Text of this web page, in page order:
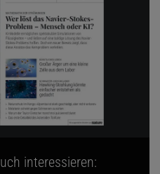
interessieren: